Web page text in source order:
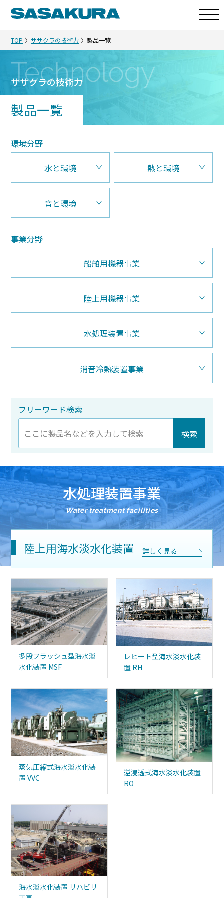
TOP ササクラの技術力 製品一覧
ササクラの技術力
製品一覧
Technology
環境分野
水と環境 熱と環境
音と環境
事業分野
船舶用機器事業
陸上用機器事業
水処理装置事業
消音冷熱装置事業
フリーワード検索
検索
水処理装置事業
Water treatment facilities
陸上用海水淡水化装置 詳しく見る
多段フラッシュ型海⽔淡
⽔化装置 MSF
レヒート型海⽔淡⽔化装
置 RH
蒸気圧縮式海⽔淡⽔化装
置 VVC
逆浸透式海⽔淡⽔化装置
RO
海⽔淡⽔化装置 リハビリ